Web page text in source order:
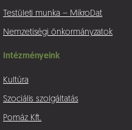
Testületi munka – MikroDat
Nemzetiségi önkormányzatok
Intézményeink
Kultúra
Szociális szolgáltatás
Pomáz Kft.